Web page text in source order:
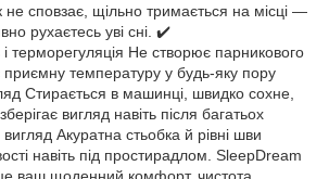
сповзає, щільно тримається на місці —
рухаєтесь уві сні. ✔️
і терморегуляція Не створює парникового
приємну температуру у будь-яку пору
Стирається в машинці, швидко сохне,
вигляд навіть після багатьох
Акуратна стьобка й рівні шви
навіть під простирадлом. SleepDream
ваш щоденний комфорт, чистота,